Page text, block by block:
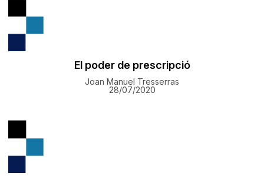
El poder de prescripció
Joan Manuel Tresserras
28/07/2020